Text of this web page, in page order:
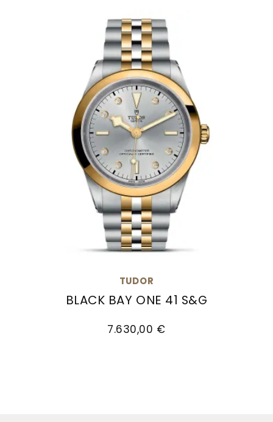
TUDOR
BLACK BAY ONE 41 S&G
7.630,00 €